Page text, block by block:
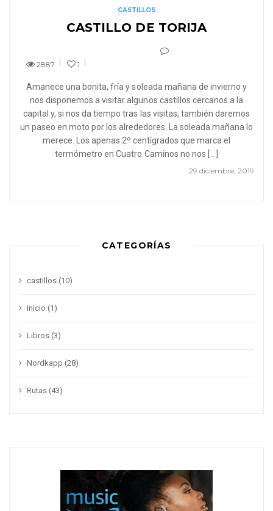
CASTILLOS
CASTILLO DE TORIJA
2887 1
29 diciembre, 2019
Amanece una bonita, fría y soleada mañana de invierno y
nos disponemos a visitar algunos castillos cercanos a la
capital y, si nos da tiempo tras las visitas, también daremos
un paseo en moto por los alrededores. La soleada mañana lo
merece. Los apenas 2º centígrados que marca el
termómetro en Cuatro Caminos no nos […]
CATEGORÍAS
castillos (10)
Inicio (1)
Libros (3)
Nordkapp (28)
Rutas (43)